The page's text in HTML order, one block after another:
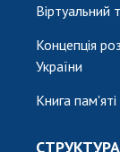
Віртуальний
Концепція
України
Книга пам'яті
СТРУКТУРА